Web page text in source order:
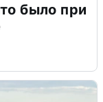
было при